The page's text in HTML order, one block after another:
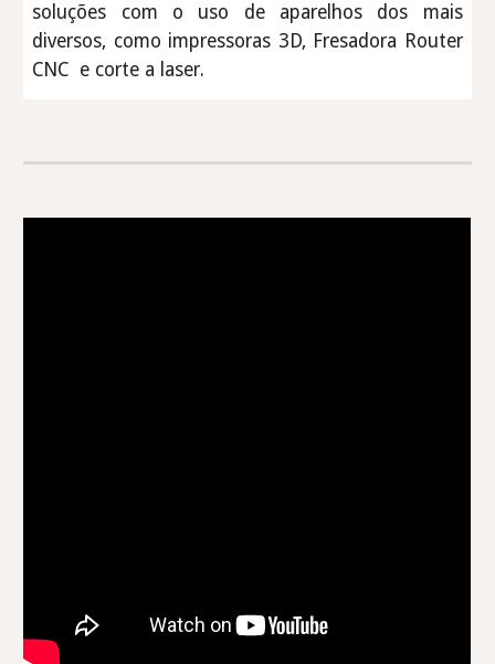
soluções com o uso de aparelhos dos mais
diversos, como impressoras 3D, Fresadora Router
CNC e corte a laser.